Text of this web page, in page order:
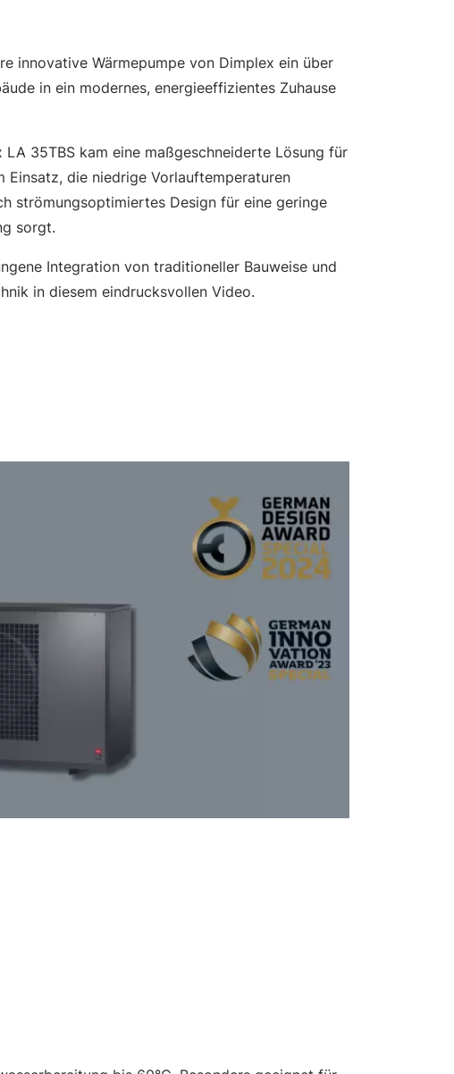
innovative Wärmepumpe von Dimplex ein über
in ein modernes, energieeffizientes Zuhause
LA 35TBS kam eine maßgeschneiderte Lösung für
Einsatz, die niedrige Vorlauftemperaturen
strömungsoptimiertes Design für eine geringe
sorgt.
Integration von traditioneller Bauweise und
in diesem eindrucksvollen Video.